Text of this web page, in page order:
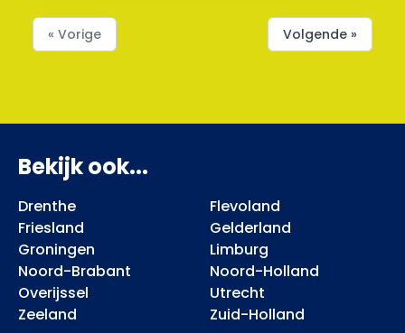
« Vorige Volgende »
Bekijk ook...
Drenthe
Flevoland
Friesland
Gelderland
Groningen
Limburg
Noord-Brabant
Noord-Holland
Overijssel
Utrecht
Zeeland
Zuid-Holland